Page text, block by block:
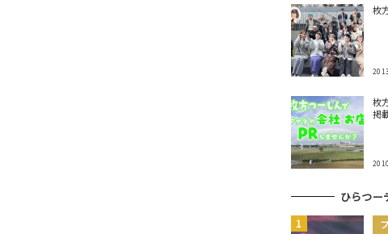
枚
枚
掲
ひらつー